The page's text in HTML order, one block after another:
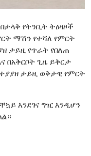
የትንቢት ትዕዛዞች
ማሽን የተሻለ የምርት
ታይዚ የጥራት የበለጠ
በአቅርቦት ጊዜ ይቅርታ
ታይዚ ወቅታዊ የምርት
እንደገና ግዢ እንዲሆን